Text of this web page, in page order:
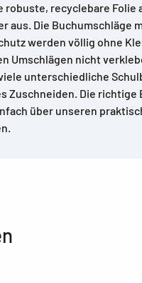
recyclebare Folie
aus. Die Buchumschläge
werden völlig ohne
Umschlägen nicht
unterschiedliche
Zuschneiden. Die richtige
über unseren